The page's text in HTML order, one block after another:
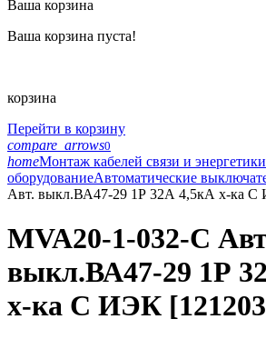
Ваша корзина
Ваша корзина пуста!
корзина
Перейти в корзину
compare_arrows0
homeМонтаж кабелей связи и энергетики
оборудованиеАвтоматические
Авт. выкл.ВА47-29 1Р 32А 4,5кА х-ка
MVA20-1-032-C
выкл.ВА47-29 1Р
х-ка С ИЭК